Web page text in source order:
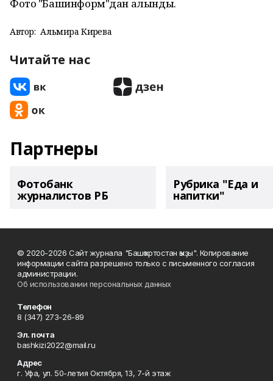
Фото "Башинформ"дан алынды.
Автор: Альмира Кирәева
Читайте нас
Партнеры
Фотобанк
журналистов РБ
Рубрика "Еда и
напитки"
© 2020-2026 Сайт журнала "Башҡортостан ҡыҙы". Копирование
информации сайта разрешено только с письменного согласия
администрации.
Об использовании персональных данных
Телефон
8 (347) 273-26-89
Эл. почта
bashkizi2022@mail.ru
Адрес
г. Уфа, ул. 50-летия Октября, 13, 7-й этаж